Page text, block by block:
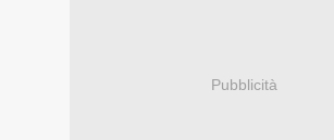
Pubblicità